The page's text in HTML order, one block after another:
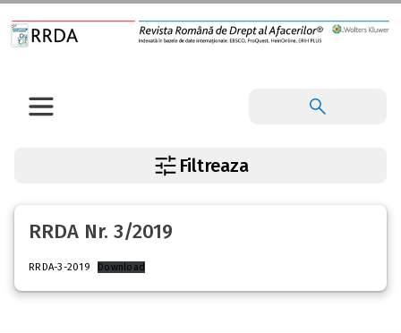
Filtreaza
RRDA Nr. 3/2019
RRDA-3-2019 Download